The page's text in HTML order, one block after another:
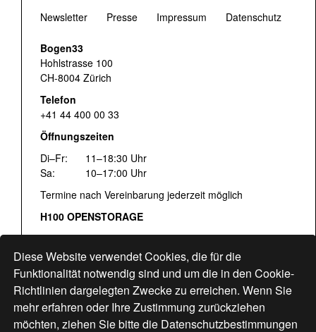
Diese Website verwendet Cookies, die für die
Funktionalität notwendig sind und um die in den Cookie-
Richtlinien dargelegten Zwecke zu erreichen. Wenn Sie
mehr erfahren oder Ihre Zustimmung zurückziehen
möchten, ziehen Sie bitte die Datenschutzbestimmungen
Newsletter Presse Impressum Datenschutz
Bogen33
Hohlstrasse 100
CH-8004 Zürich
Telefon
+41 44 400 00 33
Öffnungszeiten
Di–Fr:
11–18:30 Uhr
Sa:
10–17:00 Uhr
Termine nach Vereinbarung jederzeit möglich
H100 OPENSTORAGE
Fr:
16:00–18:30 Uhr
Sa: 12:00–17:00 Uhr
Hohlstrasse 122
www.bogen33.ch